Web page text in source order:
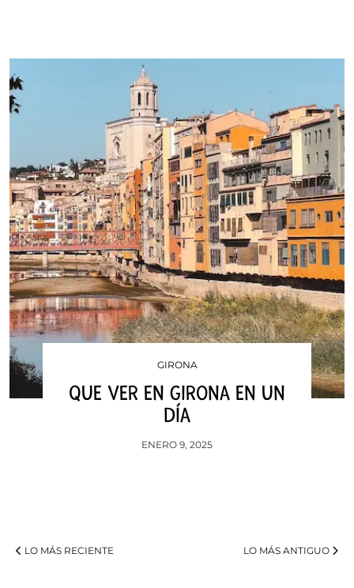
GIRONA
QUE VER EN GIRONA EN UN
DÍA
ENERO 9, 2025
LO MÁS RECIENTE LO MÁS ANTIGUO